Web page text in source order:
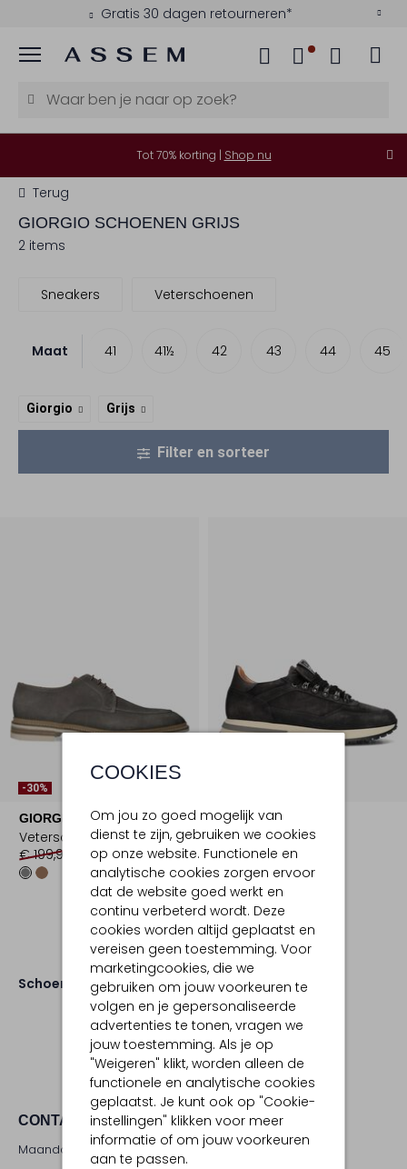
Gratis 30 dagen retourneren*
Menu
COOKIES
Om jou zo goed mogelijk van
dienst te zijn, gebruiken we cookies
op onze website. Functionele en
analytische cookies zorgen ervoor
dat de website goed werkt en
continu verbeterd wordt. Deze
cookies worden altijd geplaatst en
vereisen geen toestemming. Voor
marketingcookies, die we
gebruiken om jouw voorkeuren te
volgen en je gepersonaliseerde
advertenties te tonen, vragen we
jouw toestemming. Als je op
"Weigeren" klikt, worden alleen de
functionele en analytische cookies
geplaatst. Je kunt ook op "Cookie-
instellingen" klikken voor meer
informatie of om jouw voorkeuren
aan te passen.
Tot 70% korting | Shop nu
Terug
GIORGIO SCHOENEN GRIJS
2 items
Sneakers Veterschoenen
Maat
40 41 41½ 42 43 44 45
Giorgio Grijs
Filter en sorteer
-30%
GIORGIO
Veterschoenen
€ 199,99
€ 139,99
GIORGIO
Lage sneakers
€ 229,95 € 114,99
Schoenen
CONTACT
Maandag - zaterdag 09:00 - 17:00 uur